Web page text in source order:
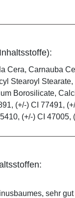
Cera, Carnauba
Stearoyl
Borosilicate,
(+/-) CI 77491,
(+/-) CI 47005,
sehr